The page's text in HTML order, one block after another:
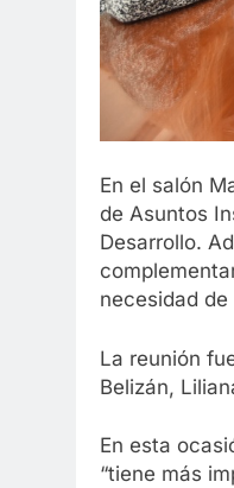
En el salón
de Asuntos
Desarrollo.
necesidad
La reunión
Belizán,
En esta
“tiene más